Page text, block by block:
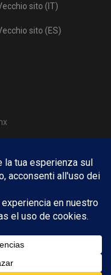
sito (IT)
sito (ES)